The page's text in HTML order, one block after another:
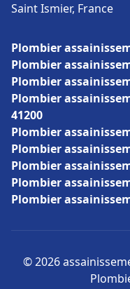
Saint Ismier, France
Plombier
Plombier
Plombier
Plombier
41200
Plombier
Plombier
Plombier
Plombier
Plombier
© 2026